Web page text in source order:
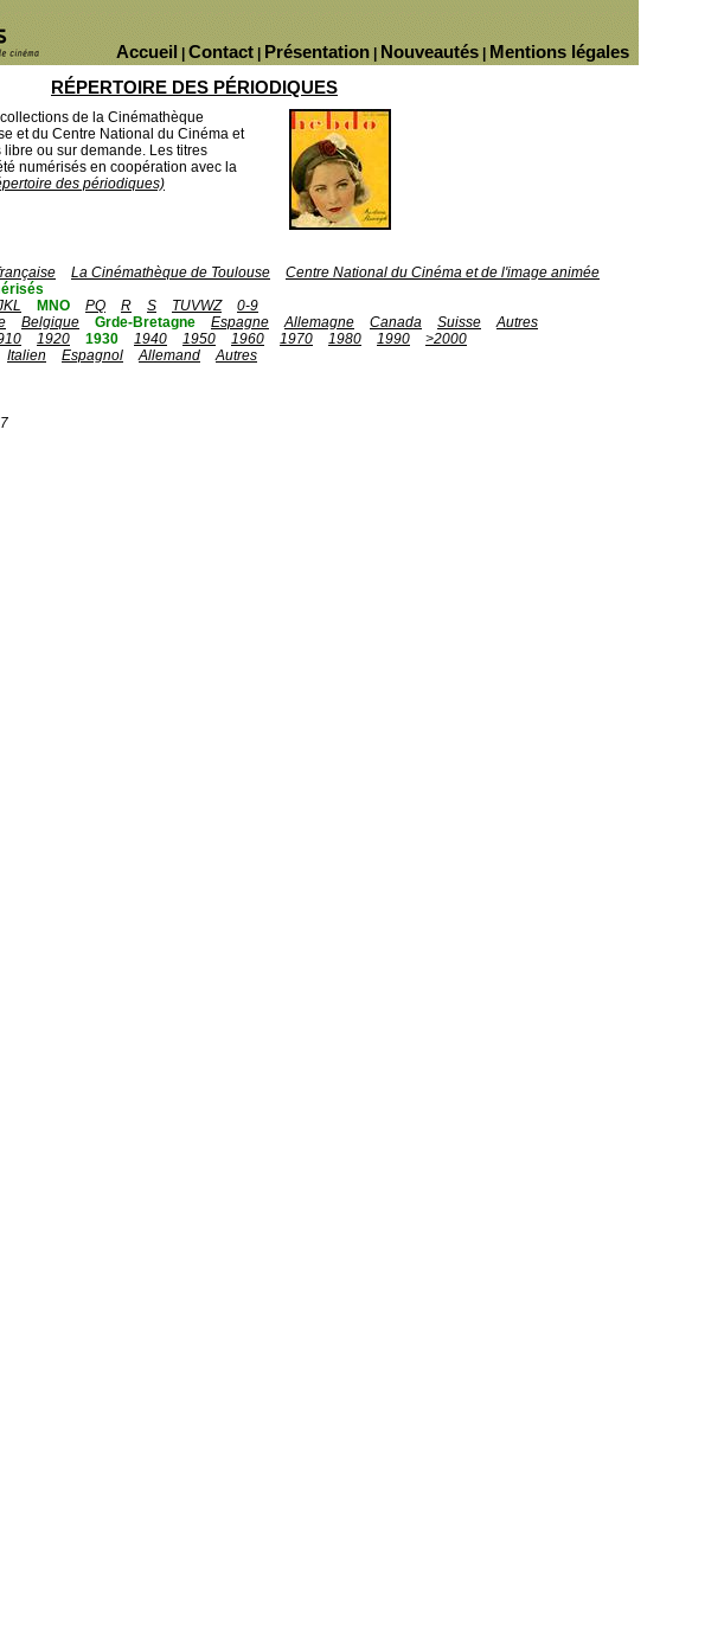
Mentions légales
Nouveautés
Présentation
Contact
Accueil
RÉPERTOIRE DES PÉRIODIQUES
de la Cinémathèque
et du Centre National du Cinéma et
ou sur demande. Les titres
numérisés en coopération avec la
des périodiques)
La Cinémathèque de Toulouse
Centre National du Cinéma et de l'image animée
MNO PQ R S TUVWZ
0-9
Belgique Grde-Bretagne Espagne Allemagne Canada Suisse
Autres
1920 1930 1940 1950 1960 1970 1980 1990
>2000
Italien Espagnol Allemand
Autres